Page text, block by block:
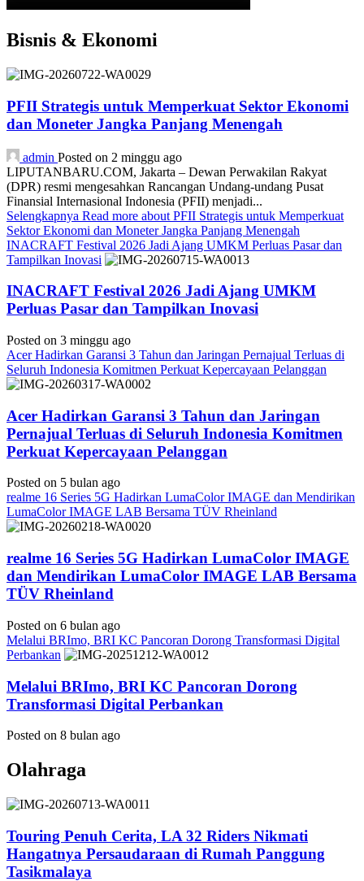
Bisnis & Ekonomi
PFII Strategis untuk Memperkuat Sektor Ekonomi
dan Moneter Jangka Panjang Menengah
admin Posted on 2 minggu ago
LIPUTANBARU.COM, Jakarta – Dewan Perwakilan Rakyat
(DPR) resmi mengesahkan Rancangan Undang-undang Pusat
Finansial Internasional Indonesia (PFII) menjadi...
Selengkapnya Read more about PFII Strategis untuk Memperkuat
Sektor Ekonomi dan Moneter Jangka Panjang Menengah
INACRAFT Festival 2026 Jadi Ajang UMKM Perluas Pasar dan
Tampilkan Inovasi
INACRAFT Festival 2026 Jadi Ajang UMKM
Perluas Pasar dan Tampilkan Inovasi
Posted on 3 minggu ago
Acer Hadirkan Garansi 3 Tahun dan Jaringan Pernajual Terluas di
Seluruh Indonesia Komitmen Perkuat Kepercayaan Pelanggan
Acer Hadirkan Garansi 3 Tahun dan Jaringan
Pernajual Terluas di Seluruh Indonesia Komitmen
Perkuat Kepercayaan Pelanggan
Posted on 5 bulan ago
realme 16 Series 5G Hadirkan LumaColor IMAGE dan Mendirikan
LumaColor IMAGE LAB Bersama TÜV Rheinland
realme 16 Series 5G Hadirkan LumaColor IMAGE
dan Mendirikan LumaColor IMAGE LAB Bersama
TÜV Rheinland
Posted on 6 bulan ago
Melalui BRImo, BRI KC Pancoran Dorong Transformasi Digital
Perbankan
Melalui BRImo, BRI KC Pancoran Dorong
Transformasi Digital Perbankan
Posted on 8 bulan ago
Olahraga
Touring Penuh Cerita, LA 32 Riders Nikmati
Hangatnya Persaudaraan di Rumah Panggung
Tasikmalaya